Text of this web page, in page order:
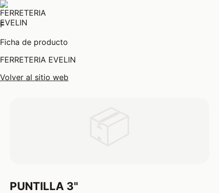
F
Ficha de producto
FERRETERIA EVELIN
Volver al sitio web
PUNTILLA 3"